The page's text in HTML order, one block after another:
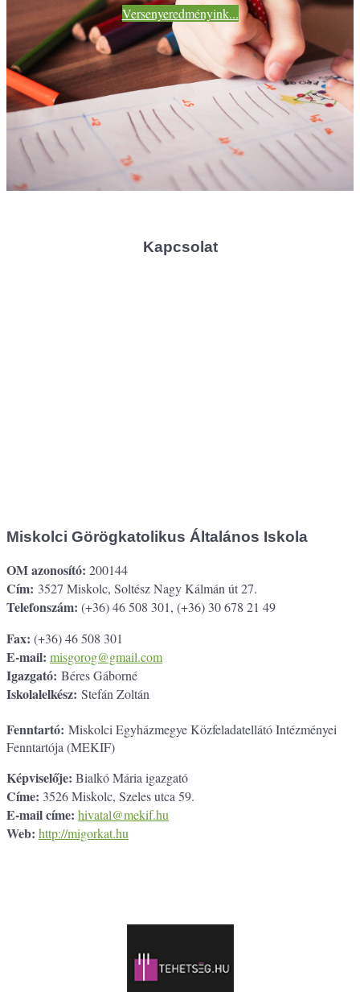
Versenyeredményink...
Kapcsolat
Miskolci Görögkatolikus Általános Iskola
OM azonosító: 200144
Cím: 3527 Miskolc, Soltész Nagy Kálmán út 27.
Telefonszám: (+36) 46 508 301, (+36) 30 678 21 49
Fax: (+36) 46 508 301
E-mail: misgorog@gmail.com
Igazgató: Béres Gáborné
Iskolalelkész: Stefán Zoltán
Fenntartó: Miskolci Egyházmegye Közfeladatellátó Intézményei
Fenntartója (MEKIF)
Képviselője: Bialkó Mária igazgató
Címe: 3526 Miskolc, Szeles utca 59.
E-mail címe: hivatal@mekif.hu
Web: http://migorkat.hu